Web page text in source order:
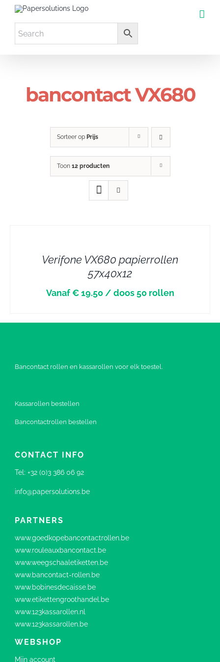
inhoud
bancontact VX680
Sorteer op Prijs
Toon 12 producten
Verifone VX680 papierrollen
57x40x12
Vanaf € 19.50 / doos 50 rollen
Bancontact rollen en kassarollen voor elk toestel.
Kassarollen bestellen
Bancontactrollen bestellen
CONTACT INFO
Tel: +32 (0)3 386 06 92
info@papersolutions.be
PARTNERS
www.goedkopebancontactrollen.be
www.rouleauxbancontact.be
www.weegschaaletiketten.be
www.bancontact-rollen.be
www.bobinesdecaisse.be
www.etikettengroothandel.be
www.123kassarollen.nl
www.123kassarollen.be
WEBSHOP
Mijn account